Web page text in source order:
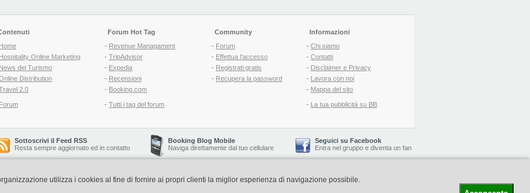
Home
Hospitality Online Marketing
News del Turismo
Distribution
2.0
Forum
Forum Hot Tag
- Revenue Managament
- TripAdvisor
- Expedia
- Recensioni
- Booking.com
- Tutti i tag del forum
Community
- Forum
- Effettua l'accesso
- Registrati gratis
- Recupera la password
Informazioni
- Chi siamo
- Contatti
- Disclaimer e Privacy
- Lavora con noi
- Mappa del sito
- La tua pubblicità su BB
Sottoscrivi il Feed RSS
Resta sempre aggiornato ed in contatto
Booking Blog Mobile
Naviga direttamente dal tuo cellulare
Seguici su Facebook
Entra nel gruppo e diventa un fan
Copyright © 2006-2026 QNT S.r.l. Socio Unico -www.qnt.it-Booking Blog™ -Il blog del Web Marketing Turistico
utilizza i cookies al fine di fornire ai propri clienti la miglior esperienza di navigazione possibile.